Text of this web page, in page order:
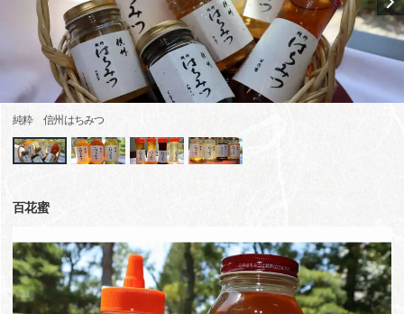
純粋 信州はちみつ
百花蜜